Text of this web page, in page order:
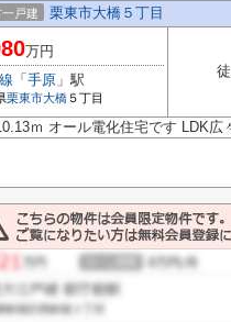
戸建 栗東市大橋５丁目
万円
「 手原 」駅
栗東市大橋 ５丁目
ｍ オール電化住宅です LDK広